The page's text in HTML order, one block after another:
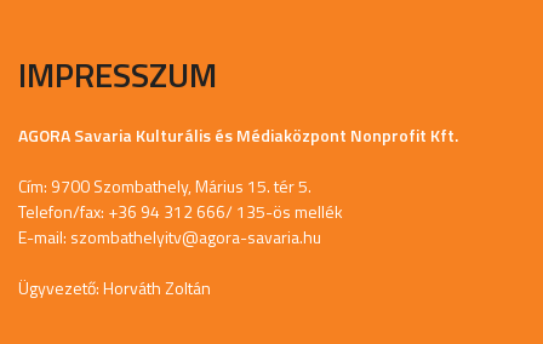
IMPRESSZUM
AGORA Savaria Kulturális és Médiaközpont Nonprofit Kft.
Cím: 9700 Szombathely, Márius 15. tér 5.
Telefon/fax: +36 94 312 666/ 135-ös mellék
E-mail: szombathelyitv@agora-savaria.hu
Ügyvezető: Horváth Zoltán